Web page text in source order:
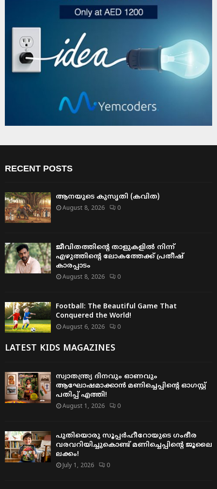
RECENT POSTS
ആനയുടെ കുസൃതി (കവിത)
August 8, 2026 0
ജീവിതത്തിന്റെ താളുകളിൽ നിന്ന്
എഴുത്തിന്റെ ലോകത്തേക്ക് പ്രതീഷ്
കാരപ്പാടം
August 8, 2026 0
Football: The Beautiful Game That
Conquered the World!
August 6, 2026 0
LATEST KIDS MAGAZINES
സ്വാതന്ത്ര്യ ദിനവും ഓണവും
ആഘോഷമാക്കാൻ മണിച്ചെപ്പിന്റെ ഓഗസ്റ്റ്
പതിപ്പ് എത്തി!
August 1, 2026 0
പുതിയൊരു സൂപ്പർഹീറോയുടെ ഗംഭീര
വരവറിയിച്ചുകൊണ്ട് മണിച്ചെപ്പിന്റെ ജൂലൈ
ലക്കം!
July 1, 2026 0